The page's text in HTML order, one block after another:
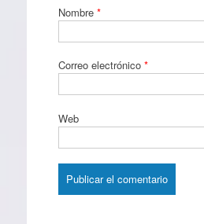
Nombre *
Correo electrónico *
Web